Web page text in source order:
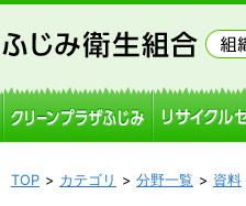
TOP カテゴリ 分野一覧 資料